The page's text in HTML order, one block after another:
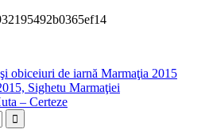
obiceiuri de iarnă Marmaţia 2015
Sighetu Marmaţiei
– Certeze